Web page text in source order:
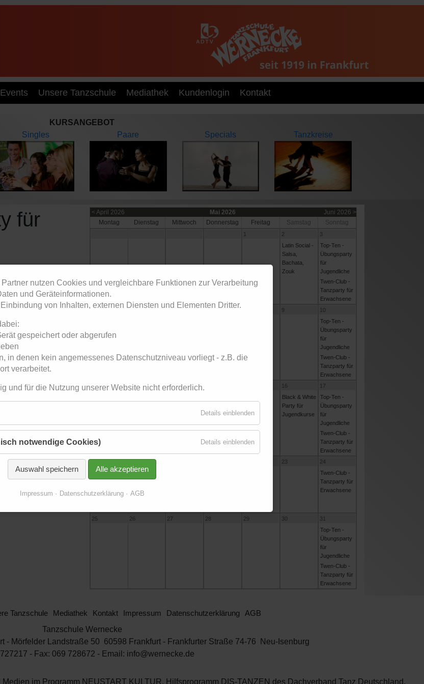
Events Unsere Tanzschule Mediathek Kundenlogin Kontakt
KURSANGEBOT
Singles Paare Specials Tanzkreise
für
40)
Ferien) von 17.30
Das Ganze
im
< April 2026 Mai 2026
Juni 2026 >
Montag Dienstag Mittwoch Donnerstag Freitag Samstag Sonntag
2
Latin Social -
Salsa,
Bachata,
Zouk
3
Top-Ten -
Übungsparty
für
Jugendliche
Twen-Club -
Tanzparty für
Erwachsene
9
10
Top-Ten -
Übungsparty
für
Jugendliche
Twen-Club -
Tanzparty für
Erwachsene
11
12 13
16
Black & White
Party für
Jugendkurse
17
Top-Ten -
Übungsparty
für
Jugendliche
Twen-Club -
Tanzparty für
Erwachsene
23
24
Twen-Club -
Tanzparty für
Erwachsene
25 26 27 28 29 30
31
Top-Ten -
Übungsparty
für
Jugendliche
Twen-Club -
Tanzparty für
Erwachsene
Tanzschule Mediathek Kontakt Impressum Datenschutzerklärung
AGB
Tanzschule Wernecke
- Mörfelder Landstraße 50 60598 Frankfurt - Frankfurter Straße 74-76 Neu-Isenburg
- Fax: 069 728672 - Email: info@wernecke.de
im Programm NEUSTART KULTUR, Hilfsprogramm DIS-TANZEN des Dachverband Tanz Deutschland.
nutzen Cookies und vergleichbare Funktionen zur Verarbeitung
und Geräteinformationen.
von Inhalten, externen Diensten und Elementen Dritter.
gespeichert oder abgerufen
in denen kein angemessenes Datenschutzniveau vorliegt - z.B. die
verarbeitet.
und für die Nutzung unserer Website nicht erforderlich.
Details einblenden
notwendige Cookies) Details einblenden
Auswahl speichern Alle akzeptieren
Impressum Datenschutzerklärung AGB